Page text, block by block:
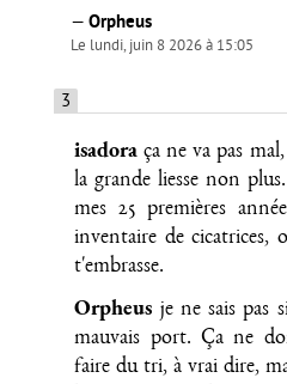
—Orpheus
Le lundi, juin 8 2026 à 15:05
3
isadora ça ne va pas
la grande liesse non
mes 25 premières
inventaire de cicatrices,
t'embrasse.
Orpheus je ne sais pas
mauvais port. Ça ne
faire du tri, à vrai dire,